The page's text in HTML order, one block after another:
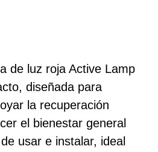
de luz roja Active Lamp
diseñada para
la recuperación
el bienestar general
usar e instalar, ideal